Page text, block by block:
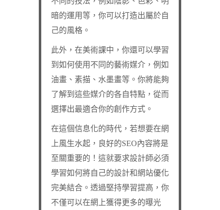
暗的運用等，你可以打造出屬於自
己的風格。
此外，在美術課中，你還可以學習
到如何使用不同的藝術媒介，例如
油畫、素描、水墨畫等。你將能夠
了解到這些媒介的各自特點，從而
選擇出最適合你的創作方式。
在這個信息化的時代，若想要在網
上風生水起，良好的SEO內容將是
至關重要的！這就要求設計師必須
學習如何將自己的設計和網站優化
完美結合。透過堅持學習提高，你
不僅可以在網上獲得更多的曝光